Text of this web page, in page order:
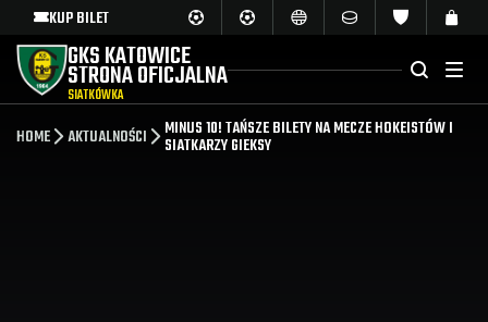
KUP BILET
GKS KATOWICE
STRONA OFICJALNA
SIATKÓWKA
HOME AKTUALNOŚCI MINUS 10! TAŃSZE BILETY NA MECZE HOKEISTÓW I
SIATKARZY GIEKSY